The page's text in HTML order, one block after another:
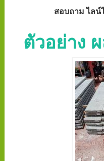
สอบถาม ไลน์
ตัวอย่าง